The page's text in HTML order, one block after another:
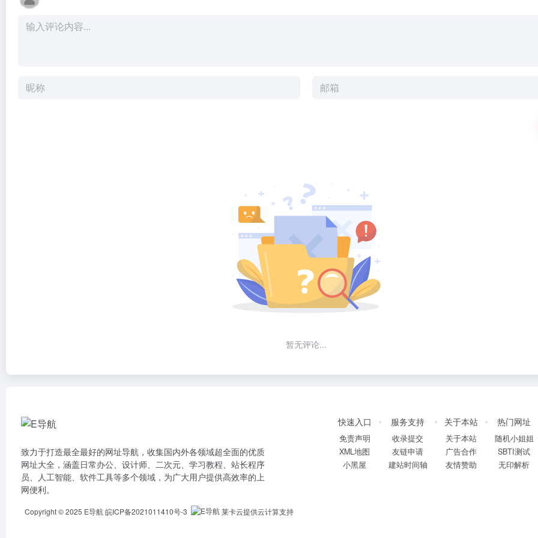
暂无评论...
致力于打造最全最好的网址导航，收集国内外各领域超全面的优质
网址大全，涵盖日常办公、设计师、二次元、学习教程、站长程序
员、人工智能、软件工具等多个领域，为广大用户提供高效率的上
网便利。
快速入口
免责声明
XML地图
小黑屋
服务支持
收录提交
友链申请
建站时间轴
关于本站
关于本站
广告合作
友情赞助
热门网址
随机小姐姐
SBTI测试
无印解析
Copyright © 2025 E导航皖ICP备2021011410号-3 莱卡云提供云计算支持